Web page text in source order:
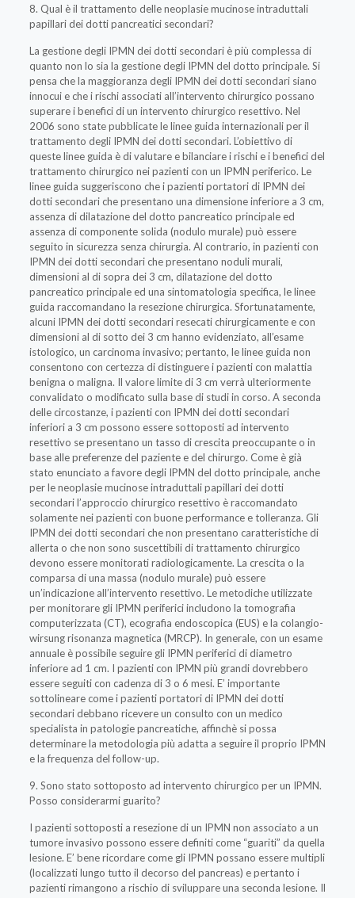
8. Qual è il trattamento delle neoplasie mucinose intraduttali
papillari dei dotti pancreatici secondari?
La gestione degli IPMN dei dotti secondari è più complessa di
quanto non lo sia la gestione degli IPMN del dotto principale. Si
pensa che la maggioranza degli IPMN dei dotti secondari siano
innocui e che i rischi associati all’intervento chirurgico possano
superare i benefici di un intervento chirurgico resettivo. Nel
2006 sono state pubblicate le linee guida internazionali per il
trattamento degli IPMN dei dotti secondari. L’obiettivo di
queste linee guida è di valutare e bilanciare i rischi e i benefici del
trattamento chirurgico nei pazienti con un IPMN periferico. Le
linee guida suggeriscono che i pazienti portatori di IPMN dei
dotti secondari che presentano una dimensione inferiore a 3 cm,
assenza di dilatazione del dotto pancreatico principale ed
assenza di componente solida (nodulo murale) può essere
seguito in sicurezza senza chirurgia. Al contrario, in pazienti con
IPMN dei dotti secondari che presentano noduli murali,
dimensioni al di sopra dei 3 cm, dilatazione del dotto
pancreatico principale ed una sintomatologia specifica, le linee
guida raccomandano la resezione chirurgica. Sfortunatamente,
alcuni IPMN dei dotti secondari resecati chirurgicamente e con
dimensioni al di sotto dei 3 cm hanno evidenziato, all’esame
istologico, un carcinoma invasivo; pertanto, le linee guida non
consentono con certezza di distinguere i pazienti con malattia
benigna o maligna. Il valore limite di 3 cm verrà ulteriormente
convalidato o modificato sulla base di studi in corso. A seconda
delle circostanze, i pazienti con IPMN dei dotti secondari
inferiori a 3 cm possono essere sottoposti ad intervento
resettivo se presentano un tasso di crescita preoccupante o in
base alle preferenze del paziente e del chirurgo. Come è già
stato enunciato a favore degli IPMN del dotto principale, anche
per le neoplasie mucinose intraduttali papillari dei dotti
secondari l’approccio chirurgico resettivo è raccomandato
solamente nei pazienti con buone performance e tolleranza. Gli
IPMN dei dotti secondari che non presentano caratteristiche di
allerta o che non sono suscettibili di trattamento chirurgico
devono essere monitorati radiologicamente. La crescita o la
comparsa di una massa (nodulo murale) può essere
un’indicazione all’intervento resettivo. Le metodiche utilizzate
per monitorare gli IPMN periferici includono la tomografia
computerizzata (CT), ecografia endoscopica (EUS) e la colangio-
wirsung risonanza magnetica (MRCP). In generale, con un esame
annuale è possibile seguire gli IPMN periferici di diametro
inferiore ad 1 cm. I pazienti con IPMN più grandi dovrebbero
essere seguiti con cadenza di 3 o 6 mesi. E’ importante
sottolineare come i pazienti portatori di IPMN dei dotti
secondari debbano ricevere un consulto con un medico
specialista in patologie pancreatiche, affinchè si possa
determinare la metodologia più adatta a seguire il proprio IPMN
e la frequenza del follow-up.
9. Sono stato sottoposto ad intervento chirurgico per un IPMN.
Posso considerarmi guarito?
I pazienti sottoposti a resezione di un IPMN non associato a un
tumore invasivo possono essere definiti come “guariti” da quella
lesione. E’ bene ricordare come gli IPMN possano essere multipli
(localizzati lungo tutto il decorso del pancreas) e pertanto i
pazienti rimangono a rischio di sviluppare una seconda lesione. Il